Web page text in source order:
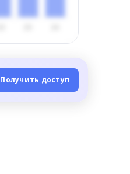
Получить доступ